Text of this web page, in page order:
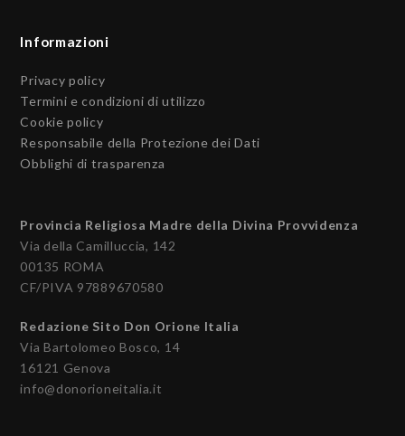
Informazioni
Privacy policy
Termini e condizioni di utilizzo
Cookie policy
Responsabile della Protezione dei Dati
Obblighi di trasparenza
Provincia Religiosa Madre della Divina Provvidenza
Via della Camilluccia, 142
00135 ROMA
CF/PIVA 97889670580
Redazione Sito Don Orione Italia
Via Bartolomeo Bosco, 14
16121 Genova
info@donorioneitalia.it